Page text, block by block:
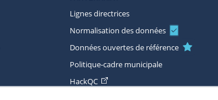
Lignes directrices
Normalisation des données
Données ouvertes de référence
Politique-cadre municipale
HackQC